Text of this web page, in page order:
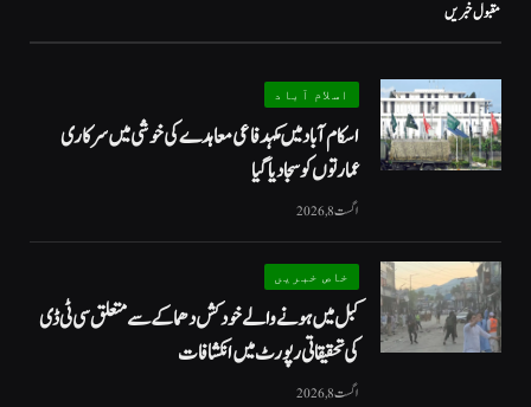
مقبول خبریں
اسلام آباد
اسکام آباد میں مکہدفاعی معاہدے کی خوشی میں سرکاری
عمارتوں کو سجا دیا گیا
اگست 8, 2026
خاص خبریں
کبل میں ہونے والے خودکش دھماکے سے متعلق سی ٹی ڈی
کی تحقیقاتی رپورٹ میں انکشافات
اگست 8, 2026